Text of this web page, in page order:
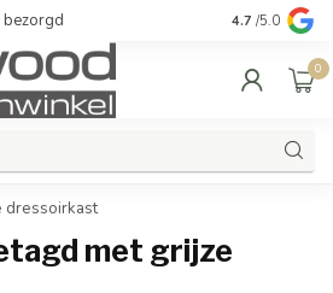
bezorgd Kwaliteit &
4.7 /5.0
0
dressoirkast
met grijze